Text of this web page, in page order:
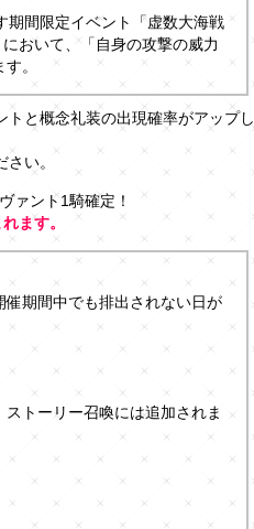
期間限定イベント「虚数大海戦
おいて、「自身の攻撃の威力
。
と概念礼装の出現確率がアップし
い。
ァント1騎確定！
ます。
期間中でも排出されない日が
トーリー召喚には追加されま